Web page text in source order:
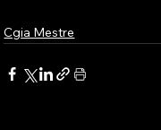
Cgia Mestre